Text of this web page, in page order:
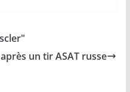
un tir ASAT russe